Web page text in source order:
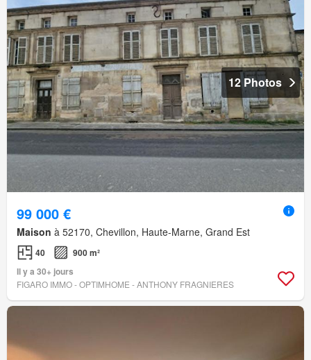
12 Photos
99 000 €
Maison à 52170, Chevillon, Haute-Marne, Grand Est
40
900 m²
Il y a 30+ jours
FIGARO IMMO - OPTIMHOME - ANTHONY FRAGNIERES